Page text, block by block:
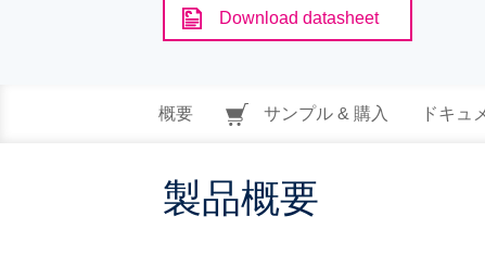
Download datasheet
概要 サンプル & 購入 ドキュ
製品概要